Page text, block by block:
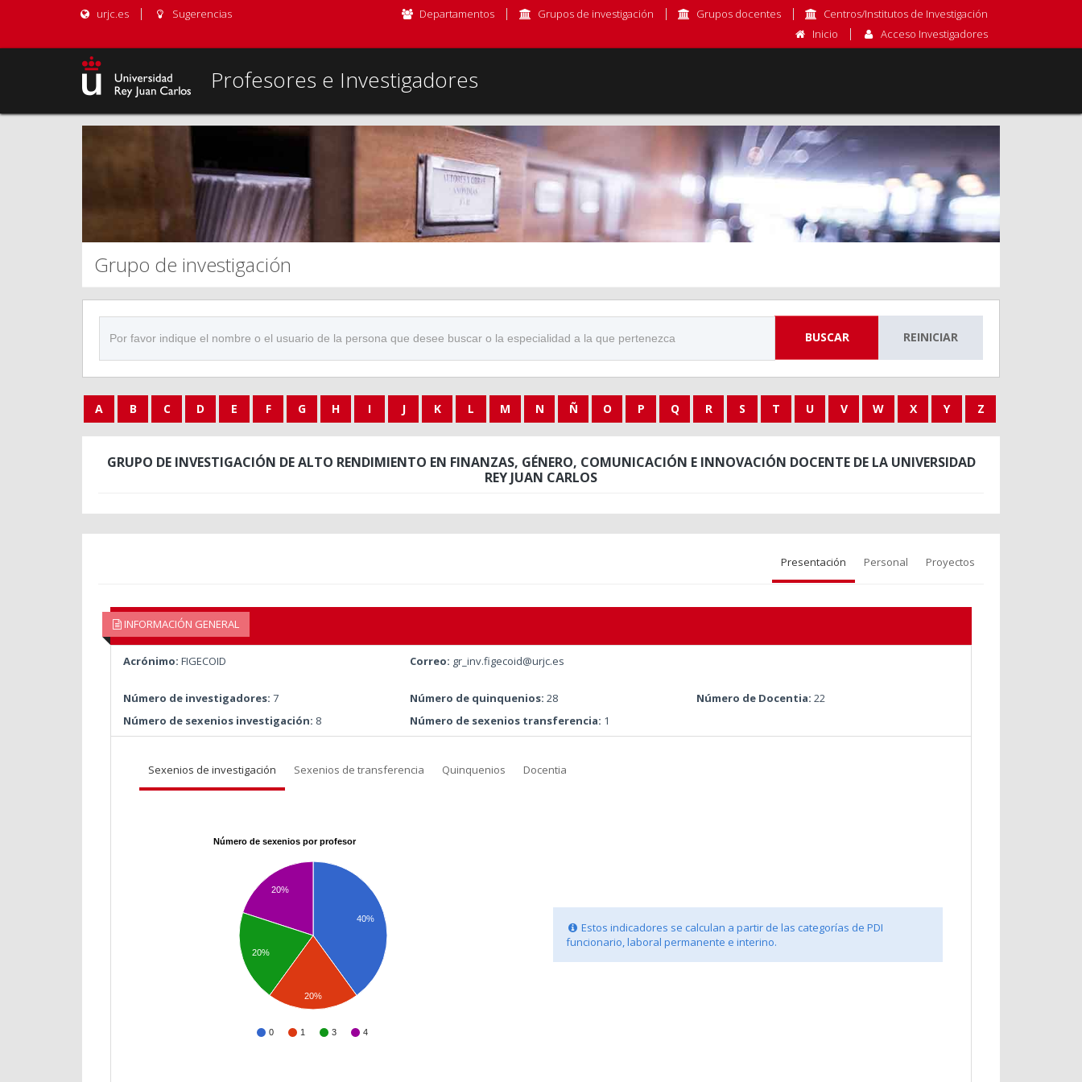
urjc.es Sugerencias Departamentos Grupos de investigación Grupos docentes
Centros/Institutos de Investigación
Inicio
Acceso Investigadores
Profesores e Investigadores
Grupo de investigación
BUSCAR REINICIAR
A B C D E F G H I J K L M N Ñ O P Q R S T U V W X Y Z
GRUPO DE INVESTIGACIÓN DE ALTO RENDIMIENTO EN FINANZAS, GÉNERO, COMUNICACIÓN E INNOVACIÓN DOCENTE DE LA UNIVERSIDAD
REY JUAN CARLOS
Presentación Personal Proyectos
INFORMACIÓN GENERAL
Acrónimo: FIGECOID Correo: gr_inv.figecoid@urjc.es
Número de investigadores: 7 Número de quinquenios: 28 Número de Docentia: 22
Número de sexenios investigación: 8 Número de sexenios transferencia: 1
Sexenios de investigación Sexenios de transferencia Quinquenios Docentia
Número de sexenios por profesor
0 1 3 4
40%
20%
20%
20%
Estos indicadores se calculan a partir de las categorías de PDI
funcionario, laboral permanente e interino.